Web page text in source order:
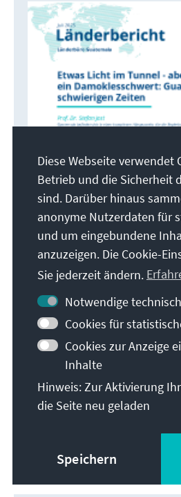
Guatemala vor schwierigen
Diese Webseite verwendet
Betrieb und die Sicherheit
sind. Darüber hinaus
anonyme Nutzerdaten für
und um eingebundene
anzuzeigen. Die Cookie-
Sie jederzeit ändern.
Notwendige
Cookies für
Cookies zur Anzeige
Inhalte
Hinweis: Zur Aktivierung
die Seite neu geladen
Speichern